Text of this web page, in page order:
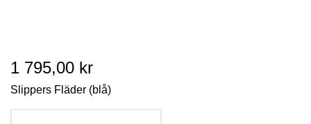
1 795,00 kr
Slippers Fläder (blå)